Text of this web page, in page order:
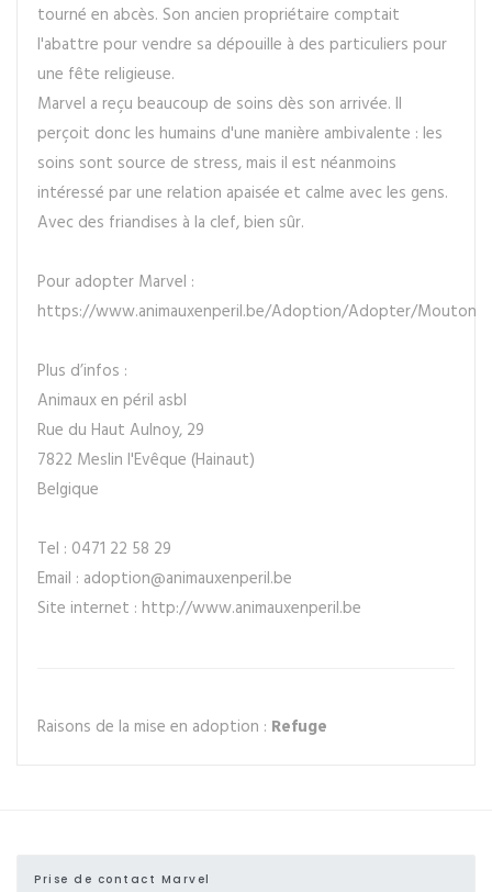
tourné en abcès. Son ancien propriétaire comptait
l'abattre pour vendre sa dépouille à des particuliers pour
une fête religieuse.
Marvel a reçu beaucoup de soins dès son arrivée. Il
perçoit donc les humains d'une manière ambivalente : les
soins sont source de stress, mais il est néanmoins
intéressé par une relation apaisée et calme avec les gens.
Avec des friandises à la clef, bien sûr.
Pour adopter Marvel :
https://www.animauxenperil.be/Adoption/Adopter/Mouton
Plus d’infos :
Animaux en péril asbl
Rue du Haut Aulnoy, 29
7822 Meslin l'Evêque (Hainaut)
Belgique
Tel : 0471 22 58 29
Email : adoption@animauxenperil.be
Site internet : http://www.animauxenperil.be
Raisons de la mise en adoption : Refuge